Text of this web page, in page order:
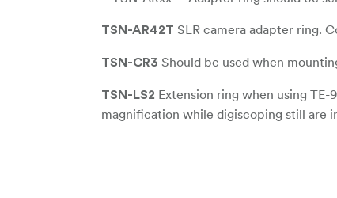
TSN-AR42T SLR camera adapter ring.
TSN-CR3 Should be used when
TSN-LS2 Extension ring when using
magnification while digiscoping still are